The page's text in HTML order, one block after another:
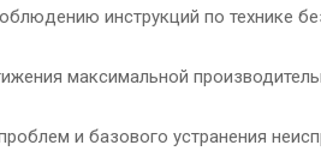
инструкций по технике
максимальной
и базового устранения